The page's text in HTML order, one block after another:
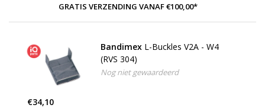
GRATIS VERZENDING VANAF €100,00*
Bandimex L-Buckles V2A - W4
(RVS 304)
Nog niet gewaardeerd
€34,10